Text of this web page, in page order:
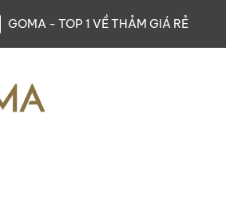
GOMA - TOP 1 VỀ THẢM GIÁ RẺ